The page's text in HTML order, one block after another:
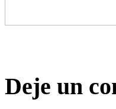
Deje un